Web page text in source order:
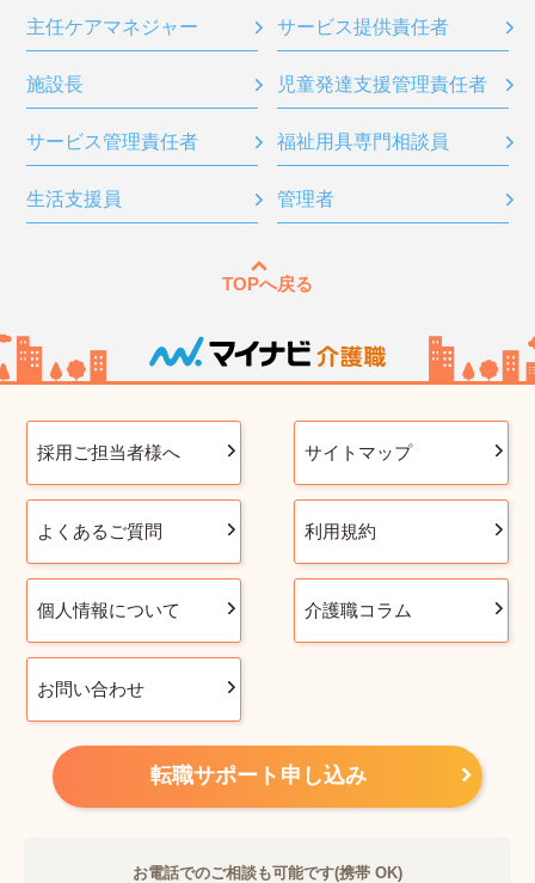
主任ケアマネジャー サービス提供責任者
施設長 児童発達支援管理責任者
サービス管理責任者 福祉用具専門相談員
生活支援員 管理者
TOPへ戻る
採用ご担当者様へ サイトマップ
よくあるご質問 利用規約
個人情報について 介護職コラム
お問い合わせ
転職サポート申し込み
お電話でのご相談も可能です(携帯 OK)